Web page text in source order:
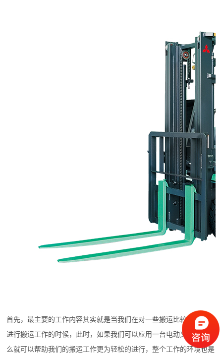
首先，最主要的工作内容其实就是当我们在对一些搬运比较重的货物
进行搬运工作的时候，此时，如果我们可以应用一台电动叉车的话那
么就可以帮助我们的搬运工作更为轻松的进行，整个工作的环境也是